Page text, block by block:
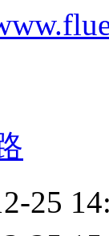
25